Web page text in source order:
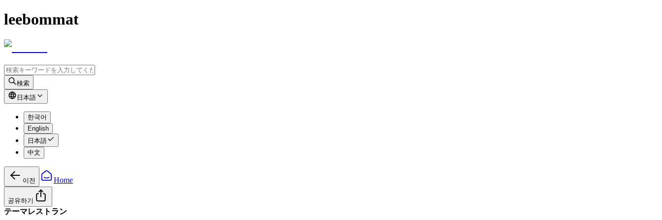
leebommat
検索
日本語
한국어
English
日本語
中文
이전 Home
공유하기
テーマレストラン